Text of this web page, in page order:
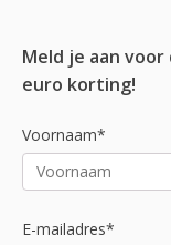
Meld je aan
euro korting!
Voornaam*
E-mailadres*